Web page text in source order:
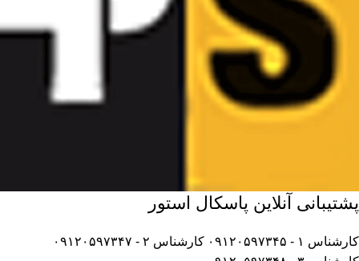
پشتیبانی آنلاین پاسکال استور
کارشناس ۱ - ۰۹۱۲۰۵۹۷۳۴۵
کارشناس ۲ - ۰۹۱۲۰۵۹۷۳۴۷